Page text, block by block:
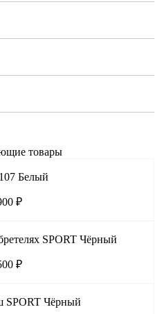
товары
Белый
₽
SPORT Чёрный
₽
SPORT Чёрный